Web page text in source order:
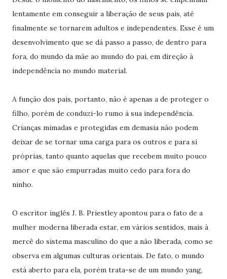
lentamente em conseguir a liberação de seus pais, até
finalmente se tornarem adultos e independentes. Esse é um
desenvolvimento que se dá passo a passo, de dentro para
fora, do mundo da mãe ao mundo do pai, em direção à
independência no mundo material.
A função dos pais, portanto, não é apenas a de proteger o
filho, porém de conduzi-lo rumo à sua independência.
Crianças mimadas e protegidas em demasia não podem
deixar de se tornar uma carga para os outros e para si
próprias, tanto quanto aquelas que recebem muito pouco
amor e que são empurradas muito cedo para fora do
ninho.
O escritor inglês J. B. Priestley apontou para o fato de a
mulher moderna liberada estar, em vários sentidos, mais à
mercê do sistema masculino do que a não liberada, como se
observa em algumas culturas orientais. De fato, o mundo
está aberto para ela, porém trata-se de um mundo yang,